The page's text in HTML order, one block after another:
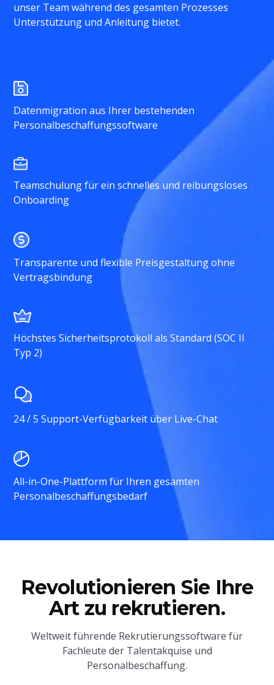
unser Team während des gesamten Prozesses
Unterstützung und Anleitung bietet.
Datenmigration aus Ihrer bestehenden
Personalbeschaffungssoftware
Teamschulung für ein schnelles und reibungsloses
Onboarding
Transparente und flexible Preisgestaltung ohne
Vertragsbindung
Höchstes Sicherheitsprotokoll als Standard (SOC II
Typ 2)
24 / 5 Support-Verfügbarkeit über Live-Chat
All-in-One-Plattform für Ihren gesamten
Personalbeschaffungsbedarf
Revolutionieren Sie Ihre
Art zu rekrutieren.
Weltweit führende Rekrutierungssoftware für
Fachleute der Talentakquise und
Personalbeschaffung.